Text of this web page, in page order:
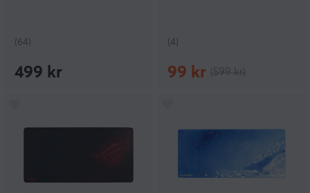
(64)
499 kr
(4)
99 kr